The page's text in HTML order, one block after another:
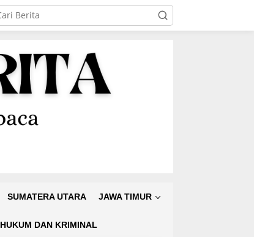
SUMATERA UTARA JAWA TIMUR
HUKUM DAN KRIMINAL